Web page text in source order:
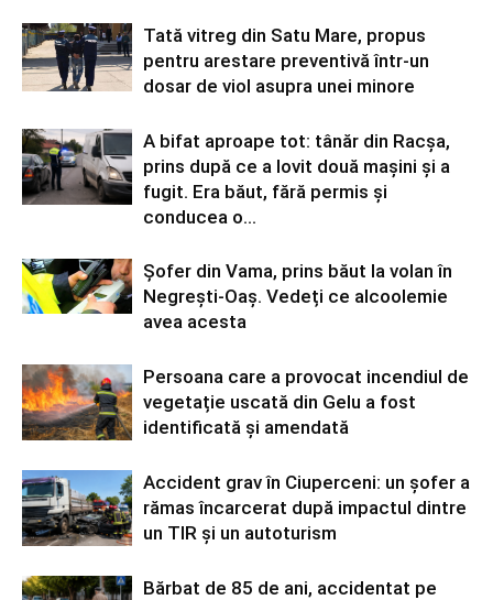
Tată vitreg din Satu Mare, propus
pentru arestare preventivă într-un
dosar de viol asupra unei minore
A bifat aproape tot: tânăr din Racșa,
prins după ce a lovit două mașini și a
fugit. Era băut, fără permis și
conducea o...
Șofer din Vama, prins băut la volan în
Negrești-Oaș. Vedeți ce alcoolemie
avea acesta
Persoana care a provocat incendiul de
vegetație uscată din Gelu a fost
identificată și amendată
Accident grav în Ciuperceni: un șofer a
rămas încarcerat după impactul dintre
un TIR și un autoturism
Bărbat de 85 de ani, accidentat pe